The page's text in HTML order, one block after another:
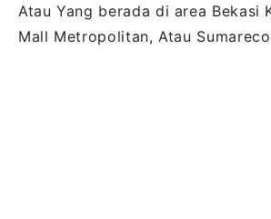
Atau Yang berada di area Bekasi
Mall Metropolitan, Atau